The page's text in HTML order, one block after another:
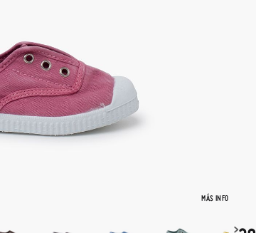
MÁS INFO